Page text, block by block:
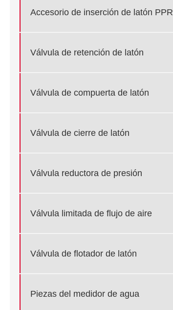
Accesorio de inserción de latón PPR
Válvula de retención de latón
Válvula de compuerta de latón
Válvula de cierre de latón
Válvula reductora de presión
Válvula limitada de flujo de aire
Válvula de flotador de latón
Piezas del medidor de agua